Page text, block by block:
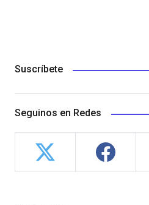
Suscríbete
Seguinos en Redes